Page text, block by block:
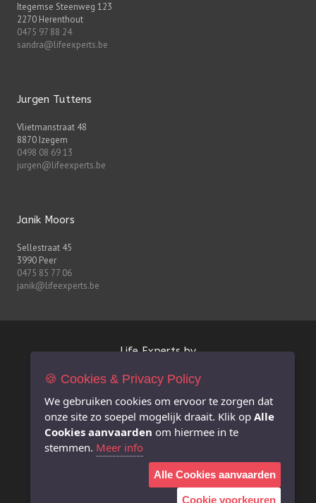
Itegemse Steenweg 123
2270 Herenthout
0475 97 88 24
sandra@lifeexperts.be
Jurgen Tuttens
Vlietmanstraat 48
8870 Izegem
0498 08 69 13
jurgen@lifeexperts.be
Janik Moors
Sellestraat 45
3990 Peer
0475 85 77 06
janik@lifeexperts.be
Life Experts bv
FSMA-nr. 0627.926.530
RPR Antwerpen afdeling Hasselt
info@lifeexperts.be
Extra informatie
Juridische disclaimer i.v.m. deze website
🍪 Cookies & Privacy Policy
We gebruiken cookies om ervoor te zorgen dat
onze site zo soepel mogelijk draait. Klik op Alle
Cookies aanvaarden om hiermee in te
stemmen. Meer info
Alle Cookies aanvaarden
Cookie voorkeuren